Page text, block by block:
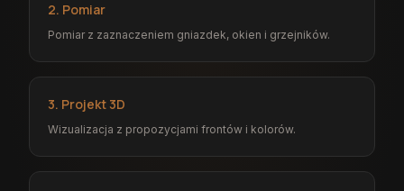
2. Pomiar
Pomiar z zaznaczeniem gniazdek, okien i grzejników.
3. Projekt 3D
Wizualizacja z propozycjami frontów i kolorów.